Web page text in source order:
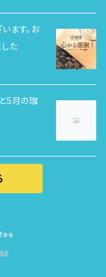
ます。お
た
5月の珈